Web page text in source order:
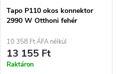
e
k
é
k
e
Tapo P110 okos konnektor
2990 W Otthoni fehér
10 358 Ft ÁFA nélkül
13 155 Ft
Raktáron